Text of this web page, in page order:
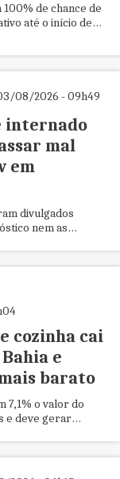
de chance de
até o início de
08/2026 - 09h49
internado
mal
em
divulgados
nem as
cozinha cai
e
barato
7,1% o valor do
e deve gerar